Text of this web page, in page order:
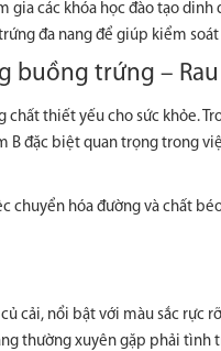
gia các khóa học đào tạo
đa nang để giúp kiểm
buồng trứng –
thiết yếu cho sức khỏe.
B đặc biệt quan trọng trong
chuyển hóa đường và chất
cải, nổi bật với màu sắc rực
thường xuyên gặp phải tình